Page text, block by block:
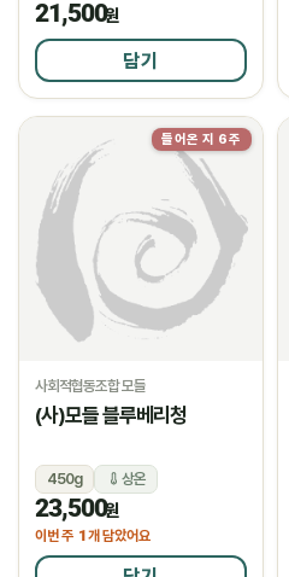
21,500원
담기
들어온 지 6주
사회적협동조합 모들
(사)모들 블루베리청
450g 상온
23,500원
이번 주 1개 담았어요